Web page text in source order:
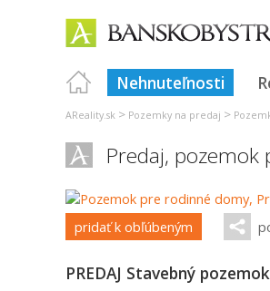
Nehnuteľnosti
AReality.sk > Pozemky na predaj >
Predaj,
pridať k obľúbeným
PREDAJ Stavebný